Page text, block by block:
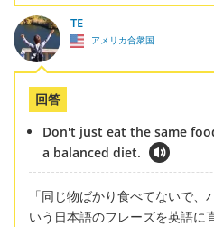
TE
アメリカ合衆国
回答
Don't just eat the same
a balanced diet.
「同じ物ばかり食べてないで
いう日本語のフレーズを英語